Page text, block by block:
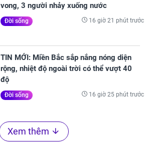
vong, 3 người nhảy xuống nước
Đời sống 16 giờ 21 phút trước
TIN MỚI: Miền Bắc sắp nắng nóng diện
rộng, nhiệt độ ngoài trời có thể vượt 40
độ
Đời sống 16 giờ 25 phút trước
Xem thêm